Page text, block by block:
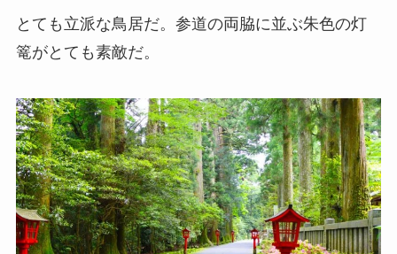
とても立派な鳥居だ。参道の両脇に並ぶ朱色の灯
篭がとても素敵だ。